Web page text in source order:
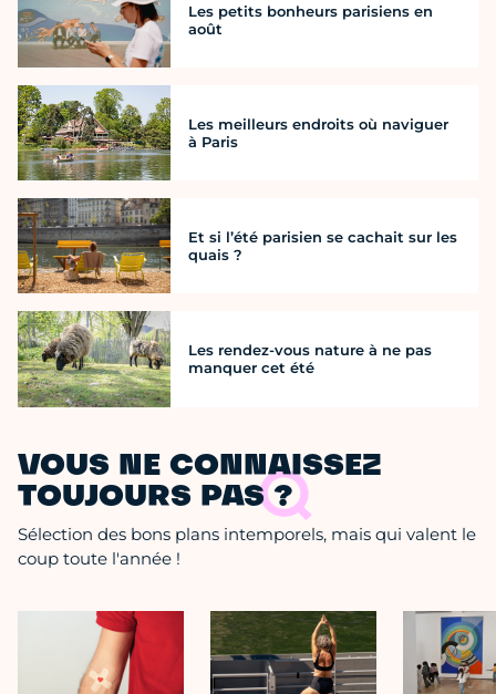
Les petits bonheurs parisiens en
août
Les meilleurs endroits où naviguer
à Paris
Et si l’été parisien se cachait sur les
quais ?
Les rendez-vous nature à ne pas
manquer cet été
VOUS NE CONNAISSEZ
TOUJOURS PAS ?
Sélection des bons plans intemporels, mais qui valent le
coup toute l'année !